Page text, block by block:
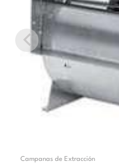
Campanas de Extracción